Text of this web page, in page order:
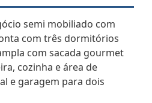
semi mobiliado com
com três dormitórios
com sacada gourmet
cozinha e área de
e garagem para dois